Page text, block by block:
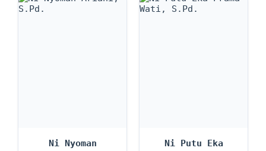
Ni Nyoman
Ni Putu Eka